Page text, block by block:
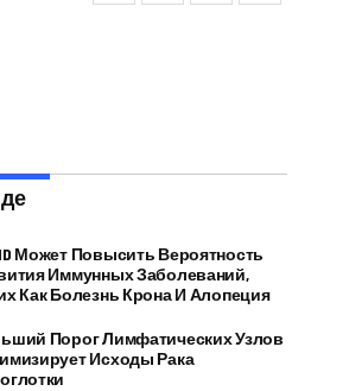
Может Повысить Вероятность
Иммунных Заболеваний,
Как Болезнь Крона И Алопеция
Порог Лимфатических Узлов
Исходы Рака